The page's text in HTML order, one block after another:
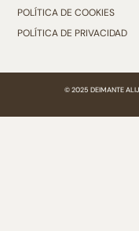
POLÍTICA DE COOKIES
POLÍTICA DE PRIVACIDAD
© 2025 DEIMANTE